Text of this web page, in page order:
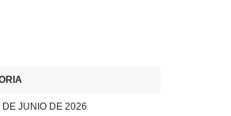
JUNIO DE 2026